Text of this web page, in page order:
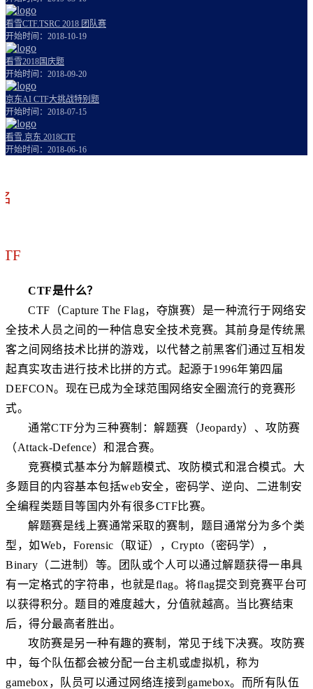
看雪CTF.TSRC 2018 团队赛
开始时间：2018-10-19
看雪2018国庆题
开始时间：2018-09-20
京东AI CTF大挑战特别题
开始时间：2018-07-15
看雪.京东 2018CTF
开始时间：2018-06-16
CTF是什么？
CTF（Capture The Flag，夺旗赛）是一种流行于网络安
全技术人员之间的一种信息安全技术竞赛。其前身是传统黑
客之间网络技术比拼的游戏，以代替之前黑客们通过互相发
起真实攻击进行技术比拼的方式。起源于1996年第四届
DEFCON。现在已成为全球范围网络安全圈流行的竞赛形
式。
通常CTF分为三种赛制：解题赛（Jeopardy）、攻防赛
（Attack-Defence）和混合赛。
竞赛模式基本分为解题模式、攻防模式和混合模式。大
多题目的内容基本包括web安全，密码学、逆向、二进制安
全编程类题目等国内外有很多CTF比赛。
解题赛是线上赛通常采取的赛制，题目通常分为多个类
型，如Web，Forensic（取证），Crypto（密码学），
Binary（二进制）等。团队或个人可以通过解题获得一串具
有一定格式的字符串，也就是flag。将flag提交到竞赛平台可
以获得积分。题目的难度越大，分值就越高。当比赛结束
后，得分最高者胜出。
攻防赛是另一种有趣的赛制，常见于线下决赛。攻防赛
中，每个队伍都会被分配一台主机或虚拟机，称为
gamebox，队员可以通过网络连接到gamebox。而所有队伍